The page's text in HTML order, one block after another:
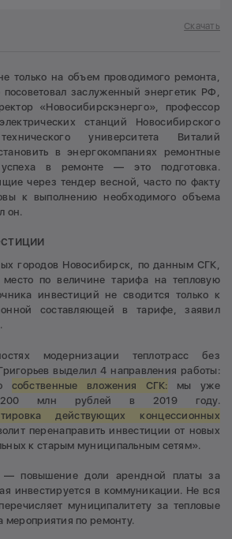
Скачать
только на объем проводимого ремонта,
заслуженный энергетик РФ,
«Новосибирскэнерго», профессор
станций Новосибирского
университета Виталий
в энергокомпаниях ремонтные
в ремонте — это подготовка.
через тендер весной, часто по факту
к выполнению необходимого объема
он.
городов Новосибирск, по данным СГК,
место по величине тарифа на тепловую
инвестиций не сводится только к
составляющей в тарифе, заявил
модернизации теплотрасс без
выделил 4 направления работы:
собственные вложения СГК: мы уже
200 млн рублей в 2019 году.
действующих концессионных
перенаправить инвестиции от новых
к старым муниципальным сетям».
— повышение доли арендной платы за
инвестируется в коммуникации. Не вся
муниципалитету за тепловые
мероприятия по ремонту.